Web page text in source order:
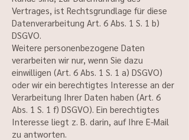
Vertrages, ist Rechtsgrundlage für diese
Datenverarbeitung Art. 6 Abs. 1 S. 1 b)
DSGVO.
Weitere personenbezogene Daten
verarbeiten wir nur, wenn Sie dazu
einwilligen (Art. 6 Abs. 1 S. 1 a) DSGVO)
oder wir ein berechtigtes Interesse an der
Verarbeitung Ihrer Daten haben (Art. 6
Abs. 1 S. 1 f) DSGVO). Ein berechtigtes
Interesse liegt z. B. darin, auf Ihre E-Mail
zu antworten.